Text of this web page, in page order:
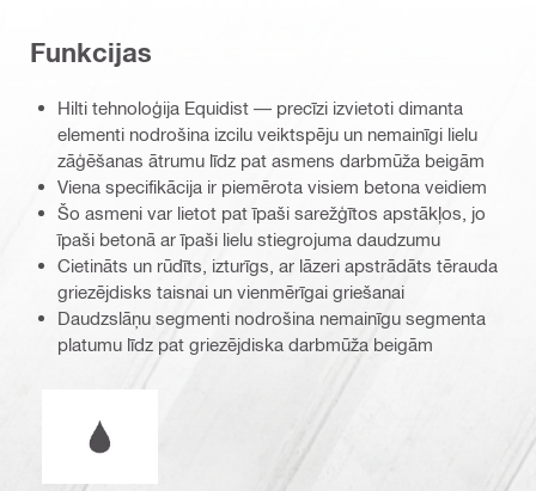
Funkcijas
Hilti tehnoloģija Equidist — precīzi izvietoti dimanta
elementi nodrošina izcilu veiktspēju un nemainīgi lielu
zāģēšanas ātrumu līdz pat asmens darbmūža beigām
Viena specifikācija ir piemērota visiem betona veidiem
Šo asmeni var lietot pat īpaši sarežģītos apstākļos, jo
īpaši betonā ar īpaši lielu stiegrojuma daudzumu
Cietināts un rūdīts, izturīgs, ar lāzeri apstrādāts tērauda
griezējdisks taisnai un vienmērīgai griešanai
Daudzslāņu segmenti nodrošina nemainīgu segmenta
platumu līdz pat griezējdiska darbmūža beigām